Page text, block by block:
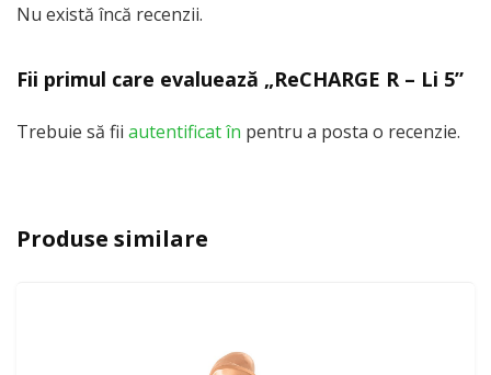
Nu există încă recenzii.
Fii primul care evaluează „ReCHARGE R – Li 5”
Trebuie să fii autentificat în pentru a posta o recenzie.
Produse similare